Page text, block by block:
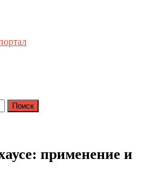
применение и